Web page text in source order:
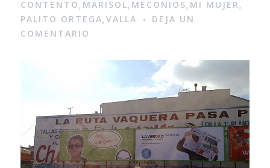
CONTENTO, MARISOL, MECONIOS, MI MUJER,
PALITO ORTEGA,VALLA
DEJA UN
COMENTARIO